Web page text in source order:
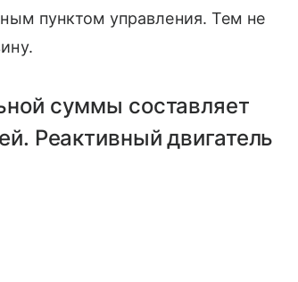
пунктом управления. Тем не
суммы составляет
Реактивный двигатель